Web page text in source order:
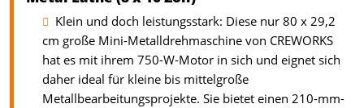
Klein und doch leistungsstark: Diese nur 80 x 29,2
cm große Mini-Metalldrehmaschine von CREWORKS
hat es mit ihrem 750-W-Motor in sich und eignet sich
daher ideal für kleine bis mittelgroße
Metallbearbeitungsprojekte. Sie bietet einen 210-mm-